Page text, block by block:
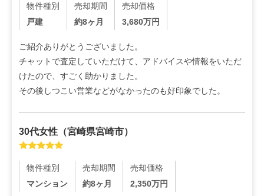
物件種別
戸建
売却期間
約8ヶ月
売却価格
3,680万円
ご紹介ありがとうございました。
チャットで査定していただけて、アドバイスや情報をいただ
けたので、すごく助かりました。
その後しつこい営業などがなかったのも好印象でした。
30代女性 （宮崎県宮崎市）
物件種別
マンション
売却期間
約8ヶ月
売却価格
2,350万円